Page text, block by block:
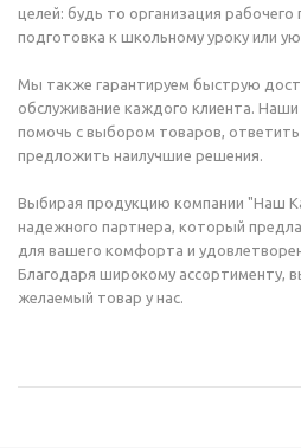
целей: будь то организация рабочего
подготовка к школьному уроку или
Мы также гарантируем быструю
обслуживание каждого клиента.
помочь с выбором товаров, ответить
предложить наилучшие решения.
Выбирая продукцию компании "Наш
надежного партнера, который
для вашего комфорта и
Благодаря широкому ассортименту,
желаемый товар у нас.